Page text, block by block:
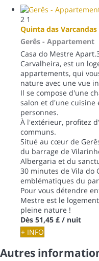
2 1
Quinta das
Gerês - Appartement
Casa do Mestre
Carvalheira, est un
appartements, qui
nature avec une vue
Il se compose d'une
salon et d'une cuisine
personnes.
À l'extérieur, profitez
communs.
Situé au cœur de
du barrage de
Albergaria et du
30 minutes de Vila do
emblématiques du
Pour vous détendre
Mestre est le
pleine nature !
Dès 51,45 £ / nuit
+ INFO
Autres